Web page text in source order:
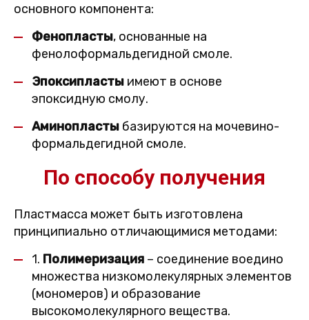
основного компонента:
Фенопласты, основанные на
фенолоформальдегидной смоле.
Эпоксипласты имеют в основе
эпоксидную смолу.
Аминопласты базируются на мочевино-
формальдегидной смоле.
По способу получения
Пластмасса может быть изготовлена
принципиально отличающимися методами:
1. Полимеризация – соединение воедино
множества низкомолекулярных элементов
(мономеров) и образование
высокомолекулярного вещества.